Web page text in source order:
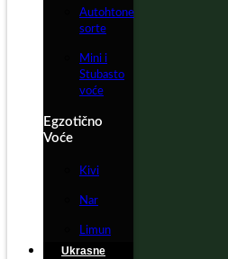
Autohtone
sorte
Mini i
Stubasto
voće
Egzotično
Voće
Kivi
Nar
Limun
Ukrasne